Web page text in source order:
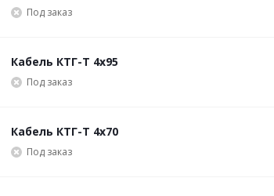
Под заказ
Кабель КТГ-Т 4х95
Под заказ
Кабель КТГ-Т 4х70
Под заказ